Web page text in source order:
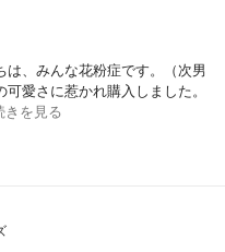
、みんな花粉症です。（次男
愛さに惹かれ購入しました。
きを見る